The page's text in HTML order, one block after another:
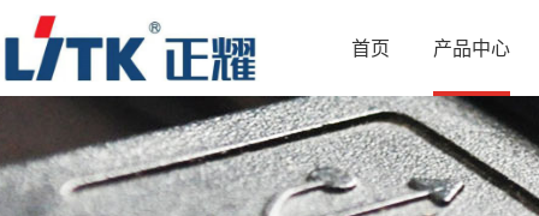
首页 产品中心